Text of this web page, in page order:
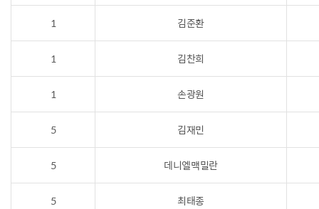
1 김준환
1 김찬희
1 손광원
5 김재민
5 데니엘맥밀란
5 최태종